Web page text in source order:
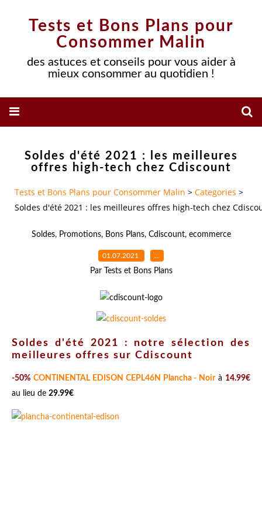
Tests et Bons Plans pour
Consommer Malin
des astuces et conseils pour vous aider à
mieux consommer au quotidien !
Soldes d'été 2021 : les meilleures
offres high-tech chez Cdiscount
Tests et Bons Plans pour Consommer Malin > Categories >
Soldes d'été 2021 : les meilleures offres high-tech chez
Soldes, Promotions, Bons Plans, Cdiscount, ecommerce
01.07.2021 …
Par Tests et Bons Plans
Soldes d'été 2021 : notre sélection des
meilleures offres sur Cdiscount
-50% CONTINENTAL EDISON CEPL46N Plancha - Noirà 14.99€
au lieu de 29.99€